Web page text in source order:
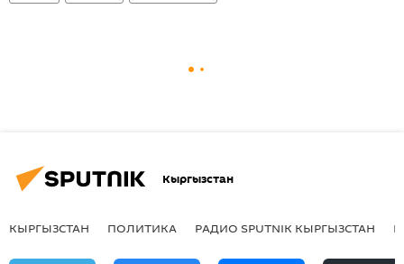
Кыргызстан
КЫРГЫЗСТАН ПОЛИТИКА РАДИО SPUTNIK КЫРГЫЗСТАН